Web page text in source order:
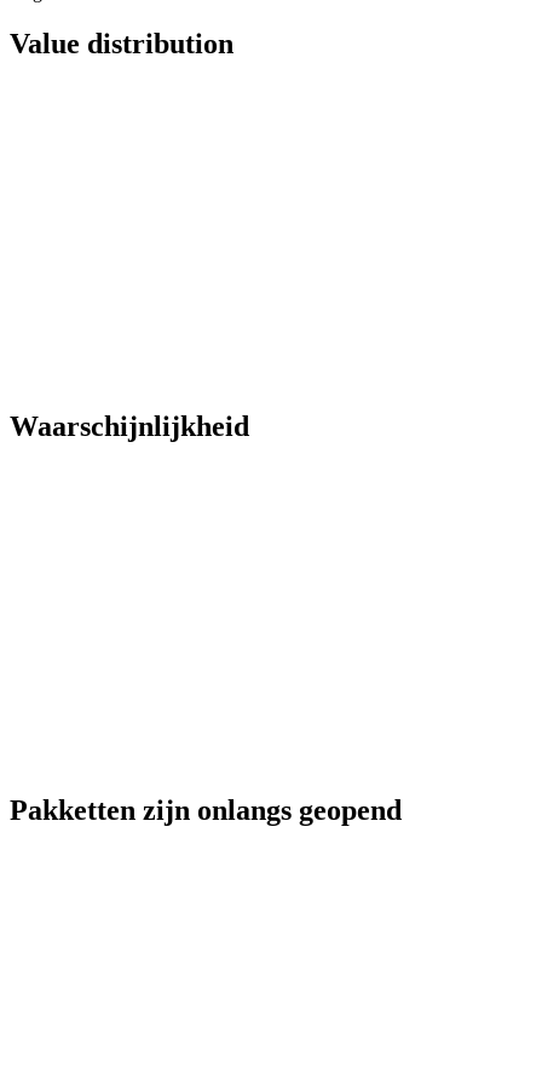
Value distribution
Waarschijnlijkheid
Pakketten zijn onlangs geopend